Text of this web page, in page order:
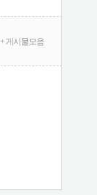
+ 게시물모음